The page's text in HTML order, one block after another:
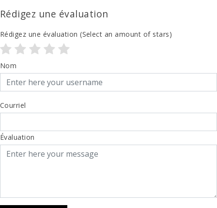
Rédigez une évaluation
Rédigez une évaluation (Select an amount of stars)
Nom
Courriel
Évaluation